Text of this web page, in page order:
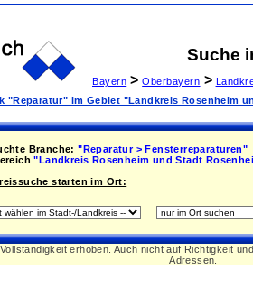
Suche
Bayern > Oberbayern >
"Reparatur" im Gebiet "Landkreis Rosenheim
Branche: "Reparatur > Fensterreparaturen"
"Landkreis Rosenheim und Stadt
starten im Ort:
erhoben. Auch nicht auf Richtigkeit
Adressen.